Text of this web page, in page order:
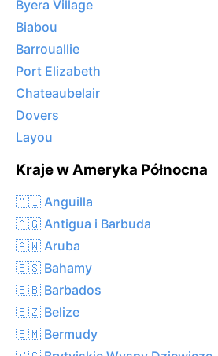
Byera Village
Biabou
Barrouallie
Port Elizabeth
Chateaubelair
Dovers
Layou
Kraje w Ameryka Północna
🇦🇮 Anguilla
🇦🇬 Antigua i Barbuda
🇦🇼 Aruba
🇧🇸 Bahamy
🇧🇧 Barbados
🇧🇿 Belize
🇧🇲 Bermudy